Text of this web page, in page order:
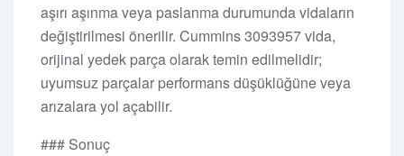
aşırı aşınma veya paslanma durumunda vidaların
değiştirilmesi önerilir. Cummins 3093957 vida,
orijinal yedek parça olarak temin edilmelidir;
uyumsuz parçalar performans düşüklüğüne veya
arızalara yol açabilir.
### Sonuç